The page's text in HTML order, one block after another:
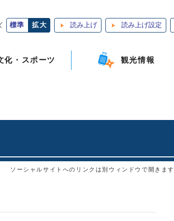
標準 拡大 読み上げ 読み上げ設定
化・スポーツ 観光情報
ソーシャルサイトへのリンクは別ウィンドウで開きます